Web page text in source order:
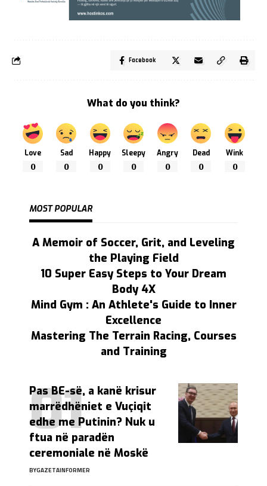
Facebook
What do you think?
Love
0
Sad
0
Happy
0
Sleepy
0
Angry
0
Dead
0
Wink
0
MOST POPULAR
A Memoir of Soccer, Grit, and Leveling
the Playing Field
10 Super Easy Steps to Your Dream
Body 4X
Mind Gym : An Athlete's Guide to Inner
Excellence
Mastering The Terrain Racing, Courses
and Training
Pas BE-së, a kanë krisur
marrëdhëniet e Vuçiqit
edhe me Putinin? Nuk u
ftua në paradën
ceremoniale në Moskë
BYGAZETAINFORMER